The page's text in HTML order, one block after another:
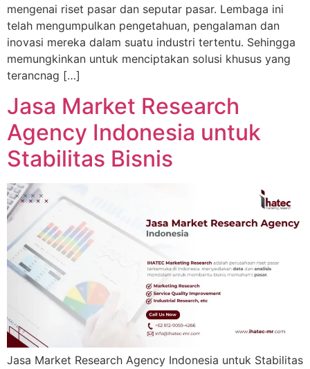
mengenai riset pasar dan seputar pasar. Lembaga ini
telah mengumpulkan pengetahuan, pengalaman dan
inovasi mereka dalam suatu industri tertentu. Sehingga
memungkinkan untuk menciptakan solusi khusus yang
terancnag […]
Jasa Market Research
Agency Indonesia untuk
Stabilitas Bisnis
Jasa Market Research Agency Indonesia untuk Stabilitas